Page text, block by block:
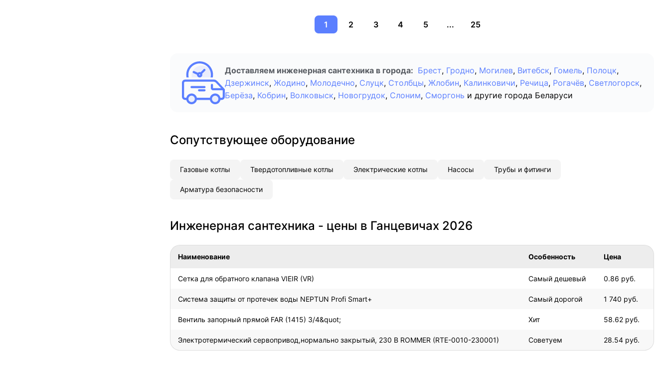
1 2 3 4 5 ... 25
Доставляем инженерная сантехника в города: Брест, Гродно, Могилев, Витебск, Гомель, Полоцк,
Дзержинск, Жодино, Молодечно, Слуцк, Столбцы, Жлобин, Калинковичи, Речица, Рогачёв, Светлогорск,
Берёза, Кобрин, Волковыск, Новогрудок, Слоним, Сморгонь и другие города Беларуси
Сопутствующее оборудование
Газовые котлы Твердотопливные котлы Электрические котлы Насосы Трубы и фитинги
Арматура безопасности
Инженерная сантехника - цены в Ганцевичах 2026
Наименование Особенность Цена
Сетка для обратного клапана VIEIR (VR) Самый дешевый 0.86 руб.
Система защиты от протечек воды NEPTUN Profi Smart+ Самый дорогой 1 740 руб.
Вентиль запорный прямой FAR (1415) 3/4&quot; Хит 58.62 руб.
Электротермический сервопривод,нормально закрытый, 230 В ROMMER (RTE-0010-230001) Советуем 28.54 руб.